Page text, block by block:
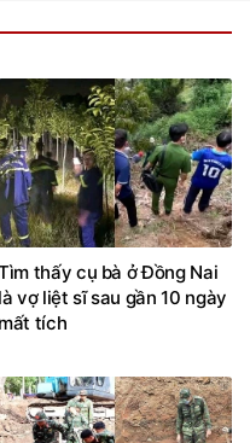
thấy cụ bà ở Đồng Nai
là vợ liệt sĩ sau gần 10 ngày
mất tích